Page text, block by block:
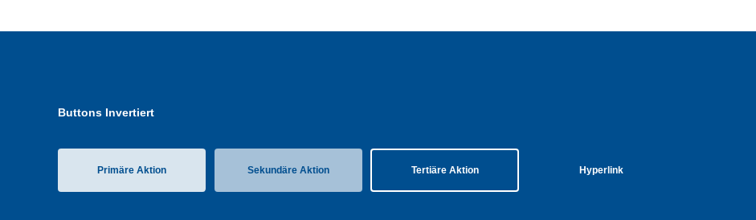
Buttons Invertiert
Primäre Aktion Sekundäre Aktion Tertiäre Aktion Hyperlink